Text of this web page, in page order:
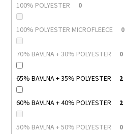
100% POLYESTER 0
100% POLYESTER MICROFLEECE 0
70% BAVLNA + 30% POLYESTER 0
65% BAVLNA + 35% POLYESTER 2
60% BAVLNA + 40% POLYESTER 2
50% BAVLNA + 50% POLYESTER 0